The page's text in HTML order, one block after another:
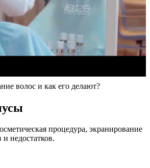
волос и как его делают?
процедура, экранирование
и недостатков.